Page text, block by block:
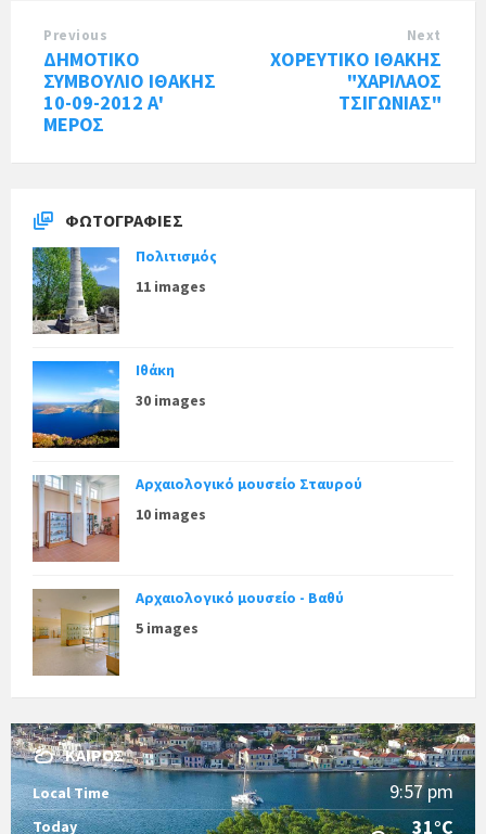
Previous
ΔΗΜΟΤΙΚΟ
ΣΥΜΒΟΥΛΙΟ ΙΘΑΚΗΣ
10-09-2012 Α'
ΜΕΡΟΣ
Next
ΧΟΡΕΥΤΙΚΟ ΙΘΑΚΗΣ
"ΧΑΡΙΛΑΟΣ
ΤΣΙΓΩΝΙΑΣ"
ΦΩΤΟΓΡΑΦΊΕΣ
Πολιτισμός
11 images
Ιθάκη
30 images
Αρχαιολογικό μουσείο Σταυρού
10 images
Αρχαιολογικό μουσείο - Βαθύ
5 images
ΚΑΙΡΌΣ
Local Time 9:57 pm
Today 31°C